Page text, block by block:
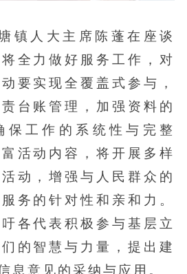
镇人大主席陈蓬在座谈
全力做好服务工作，对
要实现全覆盖式参与，
台账管理，加强资料的
保工作的系统性与完整
活动内容，将开展多样
动，增强与人民群众的
务的针对性和亲和力。
各代表积极参与基层立
的智慧与力量，提出建
息意见的采纳与应用。